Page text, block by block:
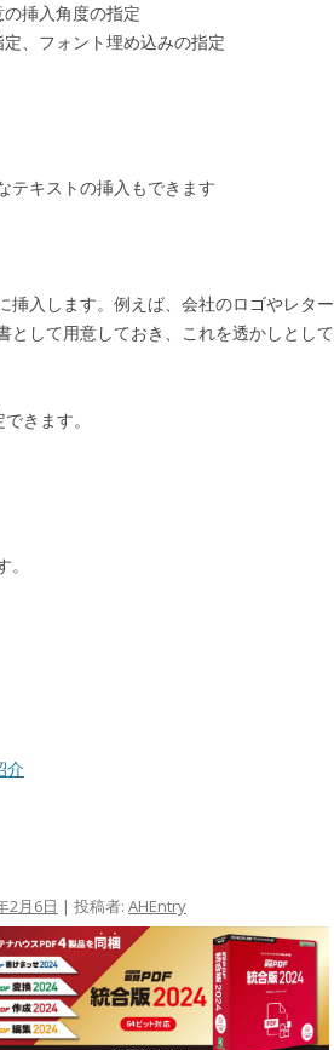
挿入角度の指定
、フォント埋め込みの指定
テキストの挿入もできます
入します。例えば、会社のロゴやレター
して用意しておき、これを透かしとして
きます。
介
2月6日 | 投稿者: AHEntry